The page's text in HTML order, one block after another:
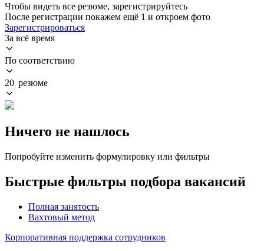
Чтобы видеть все резюме, зарегистрируйтесь
После регистрации покажем ещё 1 и откроем фото
Зарегистрироваться
За всё время
По соответствию
20 резюме
Ничего не нашлось
Попробуйте изменить формулировку или фильтры
Быстрые фильтры подбора вакансий
Полная занятость
Вахтовый метод
Корпоративная поддержка сотрудников